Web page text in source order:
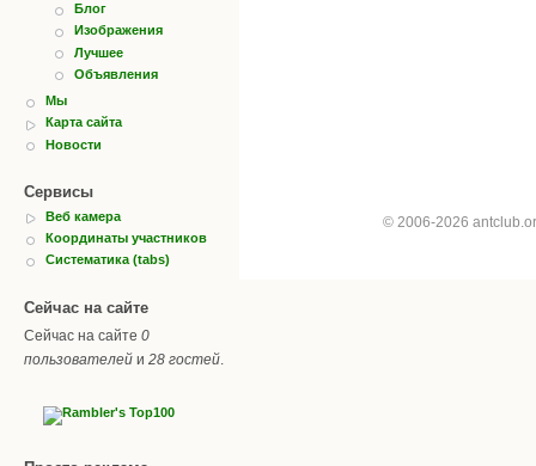
Блог
Изображения
Лучшее
Объявления
Мы
Карта сайта
Новости
Сервисы
Веб камера
Координаты участников
Систематика (tabs)
Сейчас на сайте
Сейчас на сайте 0
пользователей и 28 гостей
© 2006-2026